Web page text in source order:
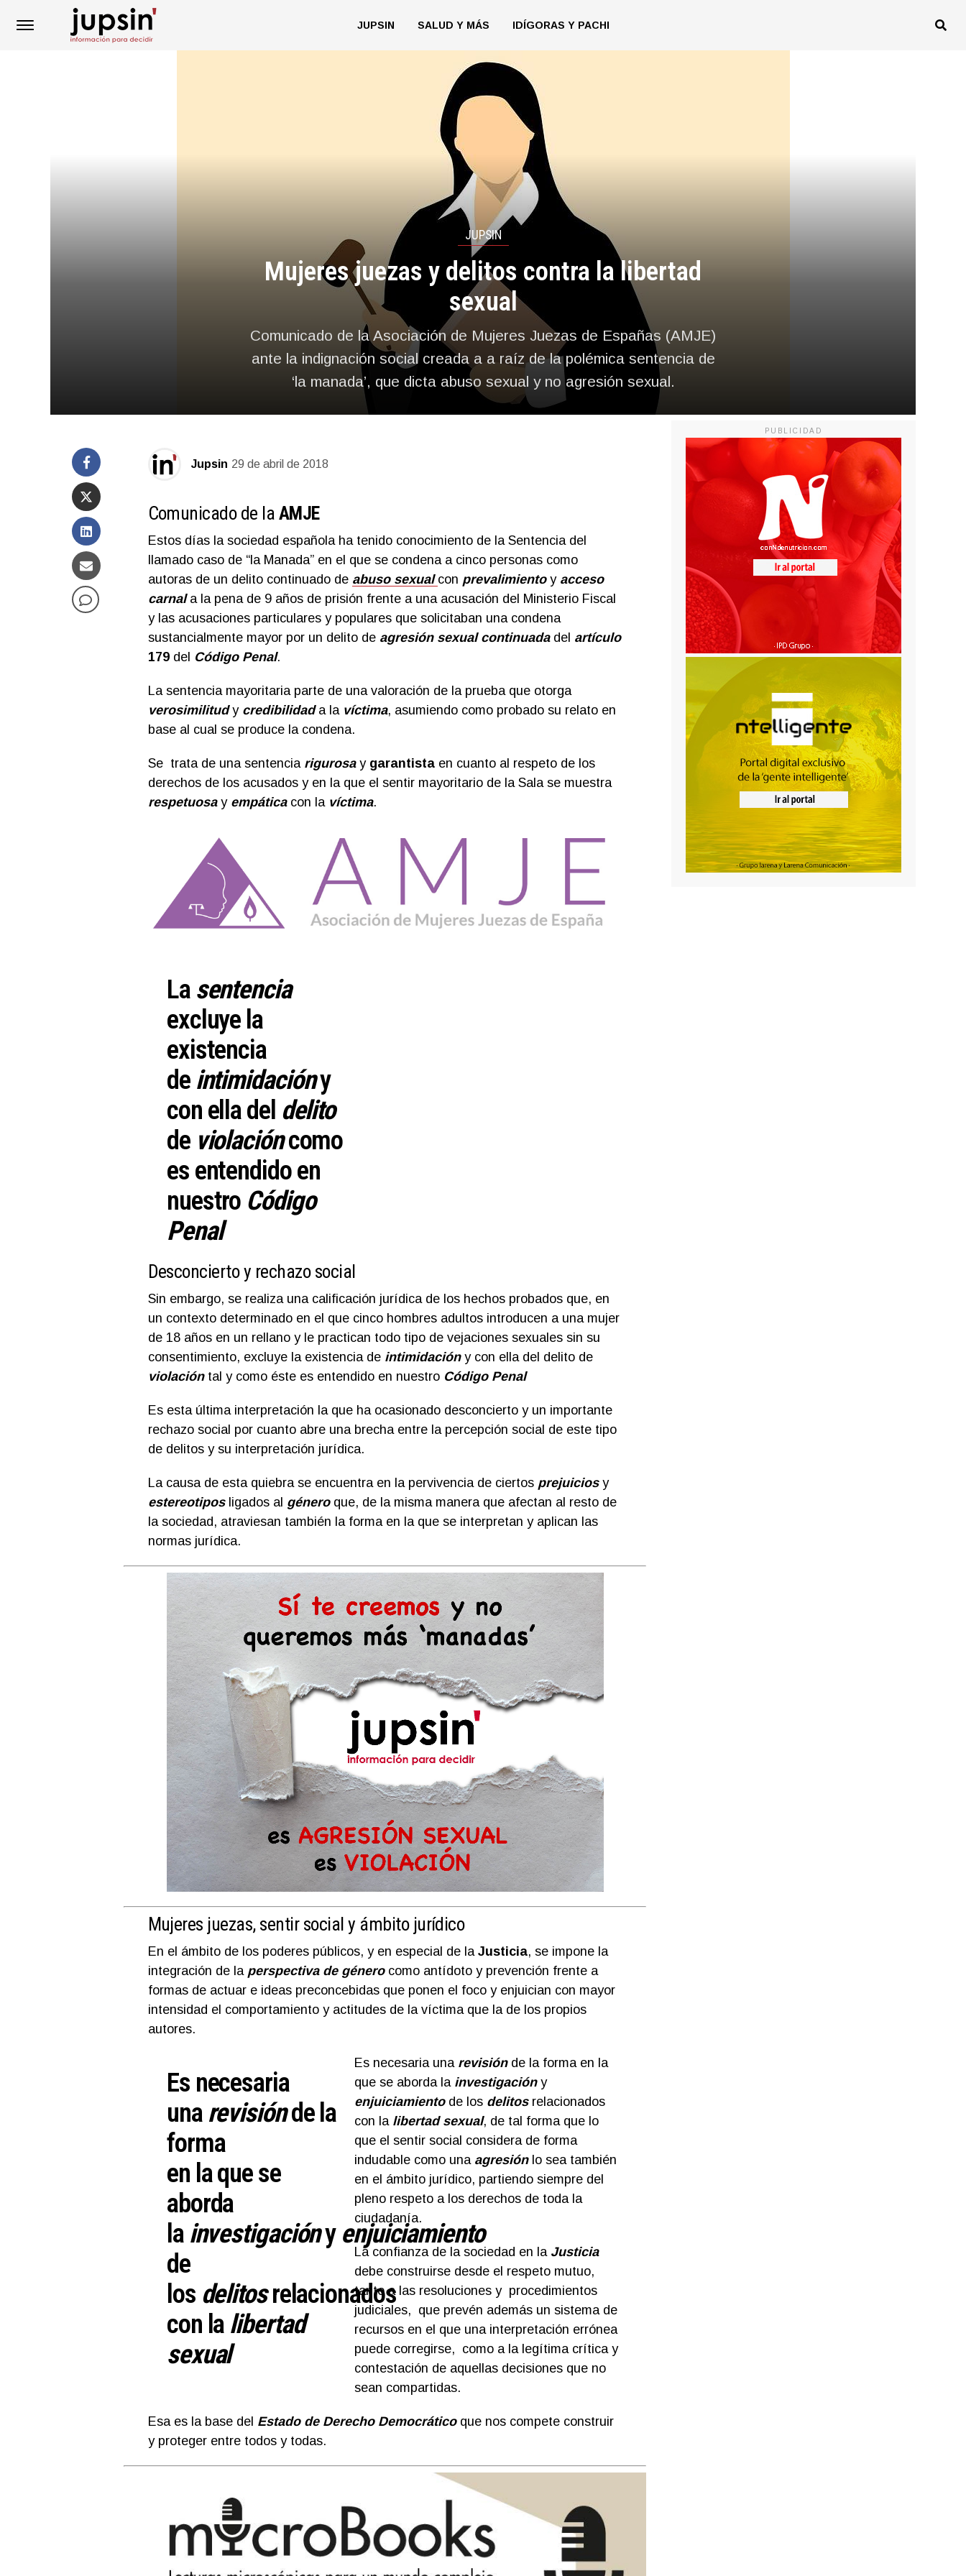
JUPSIN SALUD Y MÁS IDÍGORAS Y PACHI
JUPSIN
Mujeres juezas y delitos contra la libertad
sexual
Comunicado de la Asociación de Mujeres Juezas de Españas (AMJE)
ante la indignación social creada a a raíz de la polémica sentencia de
‘la manada’, que dicta abuso sexual y no agresión sexual.
Jupsin 29 de abril de 2018
Comunicado de la AMJE
Estos días la sociedad española ha tenido conocimiento de la Sentencia del
llamado caso de “la Manada” en el que se condena a cinco personas como
autoras de un delito continuado de abuso sexual con prevalimientoy acceso
carnala la pena de 9 años de prisión frente a una acusación del Ministerio Fiscal
y las acusaciones particulares y populares que solicitaban una condena
sustancialmente mayor por un delito de agresión sexual continuadadel artículo
179del Código Penal.
La sentencia mayoritaria parte de una valoración de la prueba que otorga
verosimilitud y credibilidada la víctima, asumiendo como probado su relato en
base al cual se produce la condena.
Se trata de una sentencia rigurosay garantistaen cuanto al respeto de los
derechos de los acusados y en la que el sentir mayoritario de la Sala se muestra
respetuosay empáticacon la víctima.
La sentencia
excluye la
existencia
de intimidacióny
con ella del delito
de violacióncomo
es entendido en
nuestro Código
Penal
Desconcierto y rechazo social
Sin embargo, se realiza una calificación jurídica de los hechos probados que, en
un contexto determinado en el que cinco hombres adultos introducen a una mujer
de 18 años en un rellano y le practican todo tipo de vejaciones sexuales sin su
consentimiento, excluye la existencia de intimidacióny con ella del delito de
violacióntal y como éste es entendido en nuestro Código Penal
Es esta última interpretación la que ha ocasionado desconcierto y un importante
rechazo social por cuanto abre una brecha entre la percepción social de este tipo
de delitos y su interpretación jurídica.
La causa de esta quiebra se encuentra en la pervivencia de ciertos prejuiciosy
estereotiposligados al géneroque, de la misma manera que afectan al resto de
la sociedad, atraviesan también la forma en la que se interpretan y aplican las
normas jurídica.
Mujeres juezas, sentir social y ámbito jurídico
En el ámbito de los poderes públicos, y en especial de la Justicia, se impone la
integración de la perspectiva de génerocomo antídoto y prevención frente a
formas de actuar e ideas preconcebidas que ponen el foco y enjuician con mayor
intensidad el comportamiento y actitudes de la víctima que la de los propios
autores.
Es necesaria
una revisiónde la
forma
en la que se
aborda
la investigacióny enjuiciamiento
de
los delitosrelacionados
con la libertad
sexual
Es necesaria una revisión de la forma en la
que se aborda la investigacióny
enjuiciamientode los delitosrelacionados
con lalibertad sexual, de tal forma que lo
que el sentir social considera de forma
indudable como una agresiónlo sea también
en el ámbito jurídico, partiendo siempre del
pleno respeto a los derechos de toda la
ciudadanía.
La confianza de la sociedad en la Justicia
debe construirse desde el respeto mutuo,
tanto a las resoluciones y procedimientos
judiciales, que prevén además un sistema de
recursos en el que una interpretación errónea
puede corregirse, como a la legítima crítica y
contestación de aquellas decisiones que no
sean compartidas.
Esa es la base del Estado de Derecho Democráticoque nos compete construir
y proteger entre todos y todas.
PUBLICIDAD